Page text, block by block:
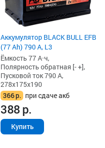
Аккумулятор BLACK BULL EFB
(77 Ah) 790 А, L3
Ёмкость 77 А·ч,
Полярность обратная [- +],
Пусковой ток 790 А,
278x175x190
366р. при сдаче акб
388р.
Купить